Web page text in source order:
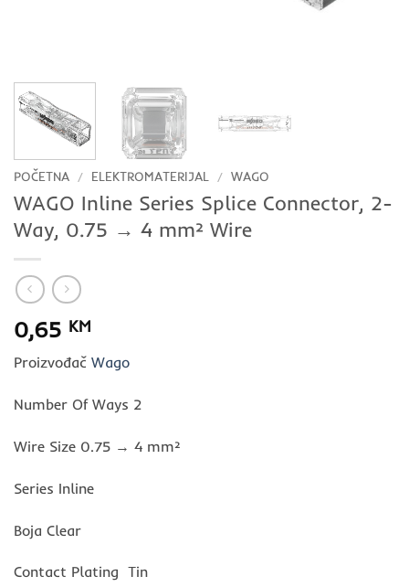
POČETNA / ELEKTROMATERIJAL / WAGO
WAGO Inline Series Splice Connector, 2-
Way, 0.75 → 4 mm² Wire
0,65 KM
Proizvođač Wago
Number Of Ways 2
Wire Size 0.75 → 4 mm²
Series Inline
Boja Clear
Contact Plating Tin